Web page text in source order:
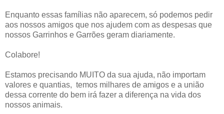
Enquanto essas famílias não aparecem, só podemos pedir
aos nossos amigos que nos ajudem com as despesas que
nossos Garrinhos e Garrões geram diariamente.
Colabore!
Estamos precisando MUITO da sua ajuda, não importam
valores e quantias, temos milhares de amigos e a união
dessa corrente do bem irá fazer a diferença na vida dos
nossos animais.